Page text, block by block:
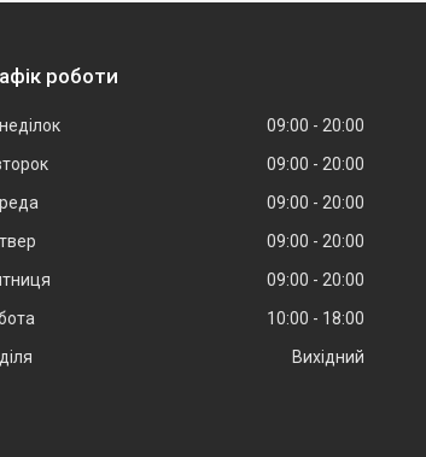
роботи
09:00
20:00
09:00
20:00
09:00
20:00
09:00
20:00
09:00
20:00
10:00
18:00
Вихідний